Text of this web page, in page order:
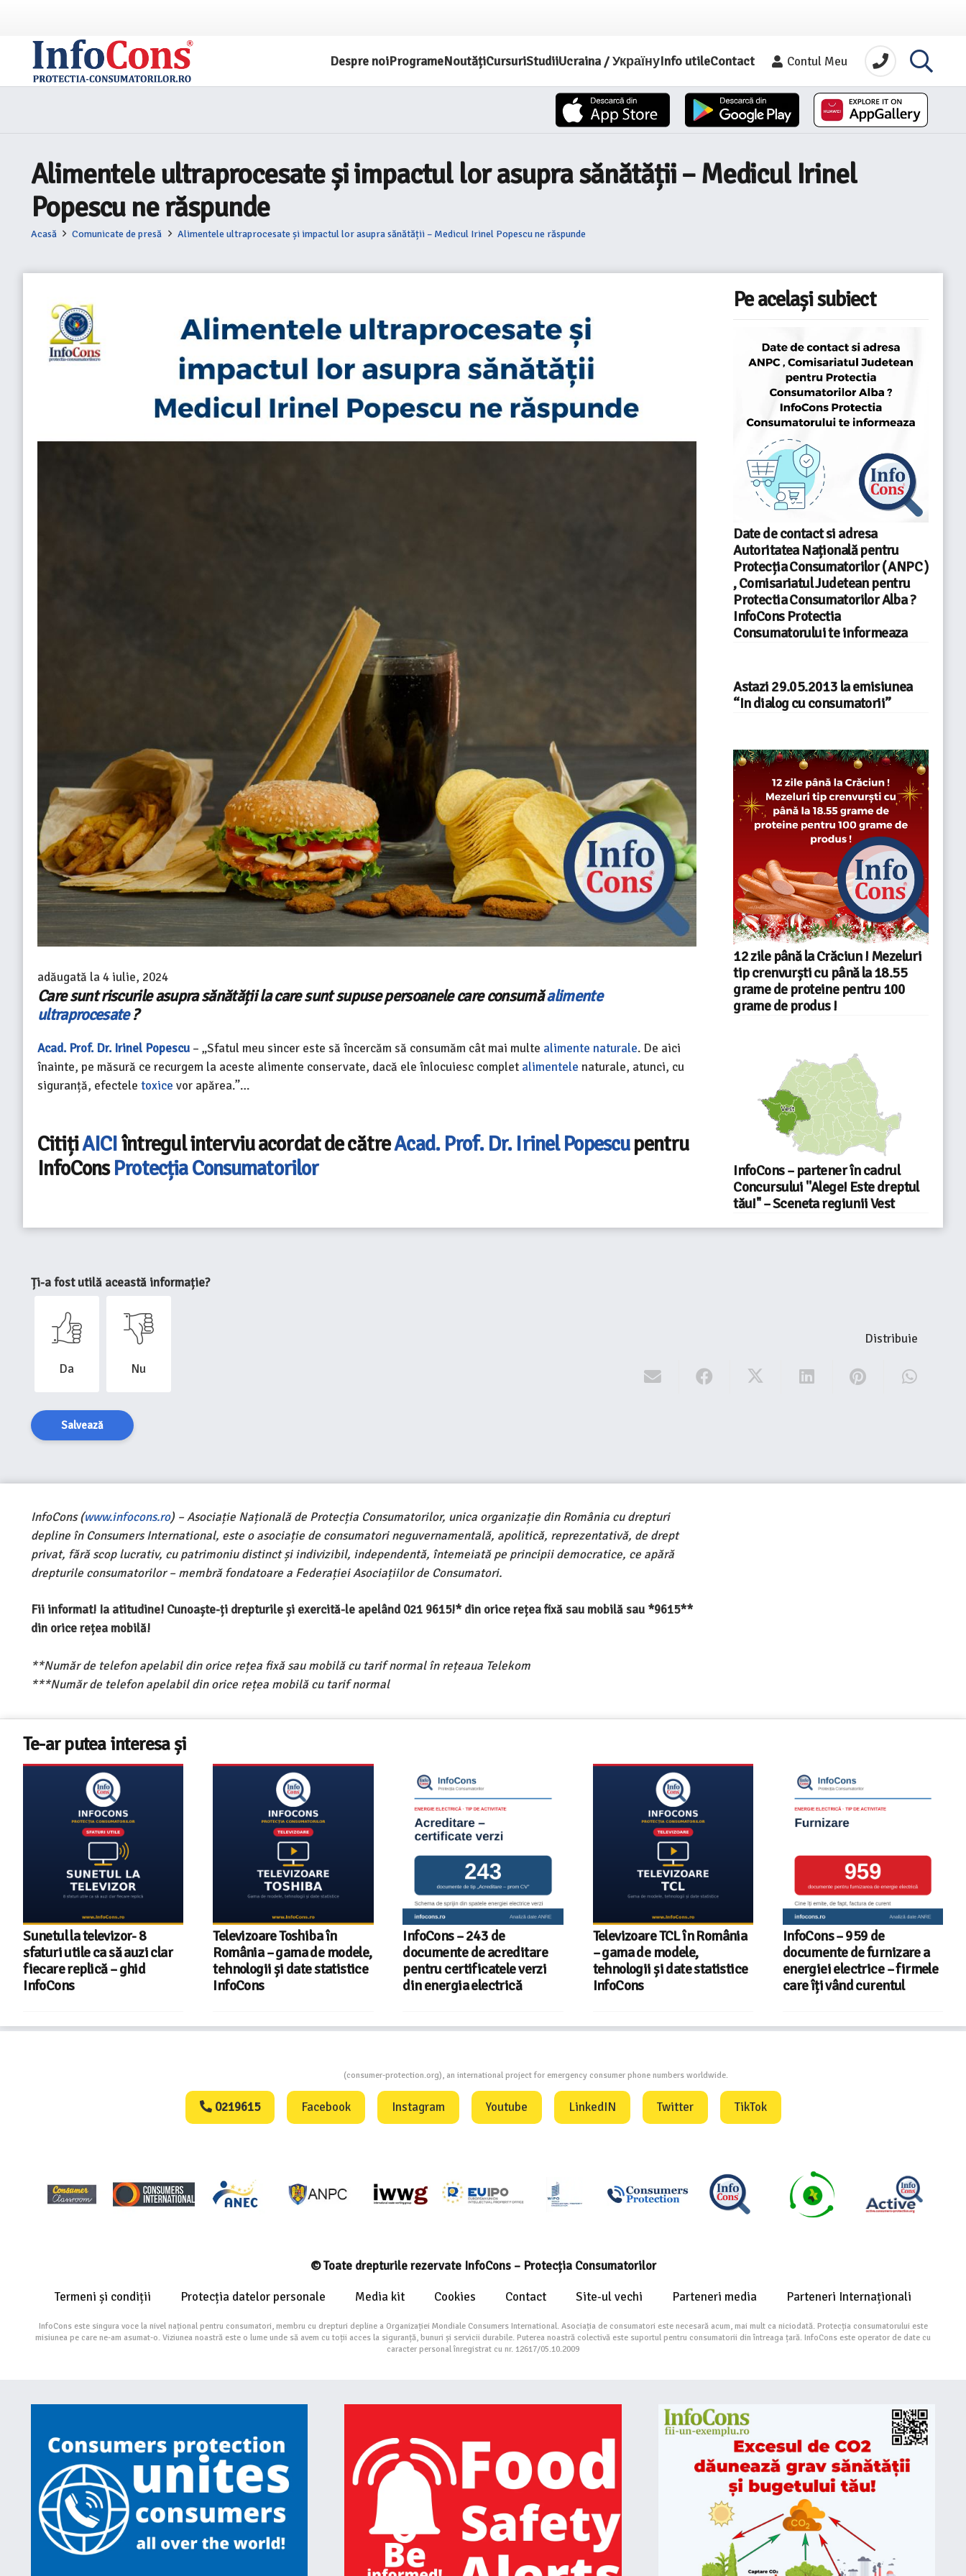
Despre noiProgrameNoutățiCursuriStudiiUcraina / УкраїнуInfo utileContact Contul Meu
Alimentele ultraprocesate și impactul lor asupra sănătății – Medicul Irinel
Popescu ne răspunde
Acasă Comunicate de presă Alimentele ultraprocesate și impactul lor asupra sănătății – Medicul Irinel Popescu ne răspunde
adăugată la 4 iulie, 2024
Care sunt riscurile asupra sănătății la care sunt supuse persoanele care consumăalimente
ultraprocesate ?
Acad. Prof. Dr. Irinel Popescu – „Sfatul meu sincer este să încercăm să consumăm cât mai multe alimente naturale. De aici
înainte, pe măsură ce recurgem la aceste alimente conservate, dacă ele înlocuiesc complet alimentele naturale, atunci, cu
siguranță, efectele toxice vor apărea.”…
CitițiAICIîntregul interviu acordat de cătreAcad. Prof. Dr. Irinel Popescupentru
InfoConsProtecția Consumatorilor
Pe același subiect
Date de contact si adresa
Autoritatea Națională pentru
Protecția Consumatorilor ( ANPC )
, Comisariatul Judetean pentru
Protectia Consumatorilor Alba ?
InfoCons Protectia
Consumatorului te informeaza
Astazi 29.05.2013 la emisiunea
“In dialog cu consumatorii”
12 zile până la Crăciun ! Mezeluri
tip crenvurști cu până la 18.55
grame de proteine pentru 100
grame de produs !
InfoCons – partener în cadrul
Concursului ''Alege! Este dreptul
tău!'' – Sceneta regiunii Vest
Ți-a fost utilă această informație?
Da Nu
Salvează
Distribuie
InfoCons (www.infocons.ro) – Asociație Națională de Protecția Consumatorilor, unica organizație din România cu drepturi
depline în Consumers International, este o asociație de consumatori neguvernamentală, apolitică, reprezentativă, de drept
privat, fără scop lucrativ, cu patrimoniu distinct și indivizibil, independentă, întemeiată pe principii democratice, ce apără
drepturile consumatorilor – membră fondatoare a Federației Asociațiilor de Consumatori.
Fii informat! Ia atitudine! Cunoaște-ți drepturile și exercită-le apelând 021 9615!* din orice rețea fixă sau mobilă sau *9615**
din orice rețea mobilă!
**Număr de telefon apelabil din orice rețea fixă sau mobilă cu tarif normal în rețeaua Telekom
***Număr de telefon apelabil din orice rețea mobilă cu tarif normal
Te-ar putea interesa și
Televizoare Toshiba în
România – gama de modele,
tehnologii și date statistice
InfoCons
InfoCons – 243 de
documente de acreditare
pentru certificatele verzi
din energia electrică
Televizoare TCL în România
– gama de modele,
tehnologii și date statistice
InfoCons
InfoCons – 959 de
documente de furnizare a
energiei electrice – firmele
care îți vând curentul
Televizoare Sony în
România – gama de modele,
tehnologii și date statistice
Asociatia InfoCons
(consumer-protection.org), an international project for emergency consumer phone numbers worldwide.
0219615 Facebook Instagram Youtube LinkedIN Twitter TikTok
© Toate drepturile rezervate InfoCons – Protecția Consumatorilor
Termeni și condiții Protecția datelor personale Media kit Cookies Contact Site-ul vechi Parteneri media Parteneri Internaționali
InfoCons este singura voce la nivel național pentru consumatori, membru cu drepturi depline a Organizației Mondiale Consumers International. Asociația de consumatori este necesară acum, mai mult ca niciodată. Protecția consumatorului este
misiunea pe care ne-am asumat-o. Viziunea noastră este o lume unde să avem cu toții acces la siguranță, bunuri și servicii durabile. Puterea noastră colectivă este suportul pentru consumatorii din întreaga țară. InfoCons este operator de date cu
caracter personal înregistrat cu nr. 12617/05.10.2009